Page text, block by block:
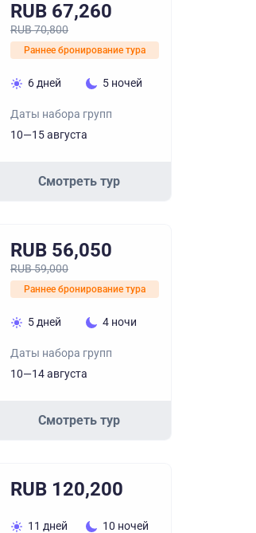
RUB 67,260
RUB 70,800
Раннее бронирование тура
6 дней 5 ночей
Даты набора групп
10—15 августа
Смотреть тур
RUB 56,050
RUB 59,000
Раннее бронирование тура
5 дней 4 ночи
Даты набора групп
10—14 августа
Смотреть тур
RUB 120,200
11 дней 10 ночей